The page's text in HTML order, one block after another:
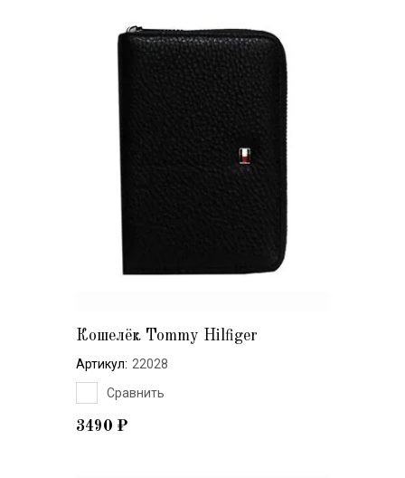
Кошелёк Tommy Hilfiger
3490 ₽
Артикул: 22028
Сравнить